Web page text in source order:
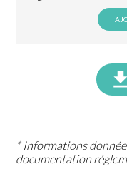
* Informations
documentation